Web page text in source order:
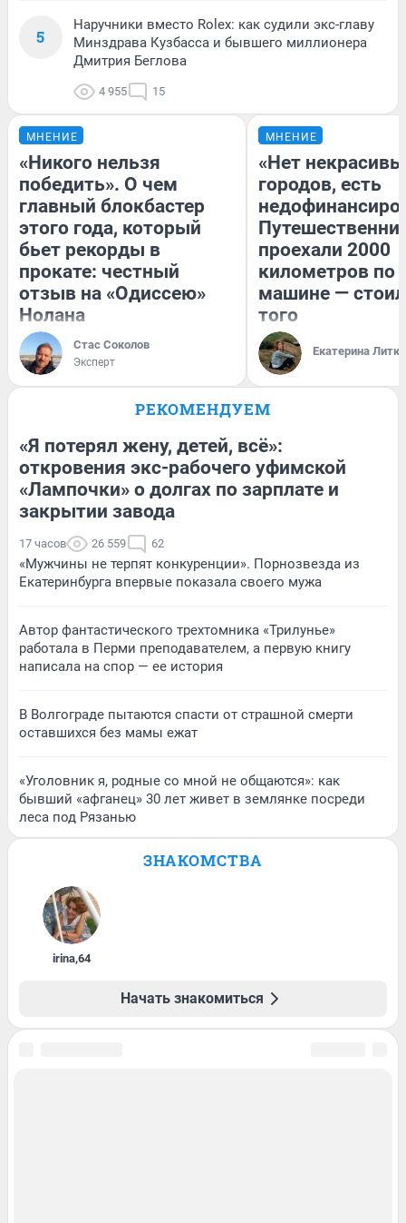
5
Наручники вместо Rolex: как судили экс-главу
Минздрава Кузбасса и бывшего миллионера
Дмитрия Беглова
4 955 15
МНЕНИЕ
«Никого нельзя
победить». О чем
главный блокбастер
этого года, который
бьет рекорды в
прокате: честный
отзыв на «Одиссею»
Нолана
Стас Соколов
Эксперт
МНЕНИЕ
«Нет
городов, есть
проехали 2000
километров по
машине —
того
Екатерина
РЕКОМЕНДУЕМ
«Я потерял жену, детей, всё»:
откровения экс-рабочего уфимской
«Лампочки» о долгах по зарплате и
закрытии завода
17 часов 26 559 62
«Мужчины не терпят конкуренции». Порнозвезда из
Екатеринбурга впервые показала своего мужа
Автор фантастического трехтомника «Трилунье»
работала в Перми преподавателем, а первую книгу
написала на спор — ее история
В Волгограде пытаются спасти от страшной смерти
оставшихся без мамы ежат
«Уголовник я, родные со мной не общаются»: как
бывший «афганец» 30 лет живет в землянке посреди
леса под Рязанью
ЗНАКОМСТВА
irina,64
Начать знакомиться